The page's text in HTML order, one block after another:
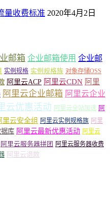
量收费标准 2020年4月2日
邮箱 企业邮箱使用 企业邮
实例规格 实例规格族 对象存储OSS
阿里云ACP 阿里云CDN 阿里
阿里云企业邮箱 阿里云企业
云优惠活动 阿里云全站加速 阿
里云安全组 阿里云实例规格族 阿里
据库 阿里云最新优惠活动 阿里云
阿里云服务器拼团 阿里云服务器收费
阿里云退款